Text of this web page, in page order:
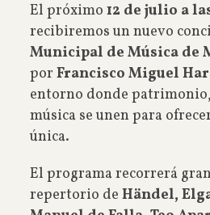
El próximo 12 de julio a
recibiremos un nuevo
Municipal de Música de
por Francisco Miguel
entorno donde
música se unen para
única.
El programa recorrerá
repertorio de Händel,